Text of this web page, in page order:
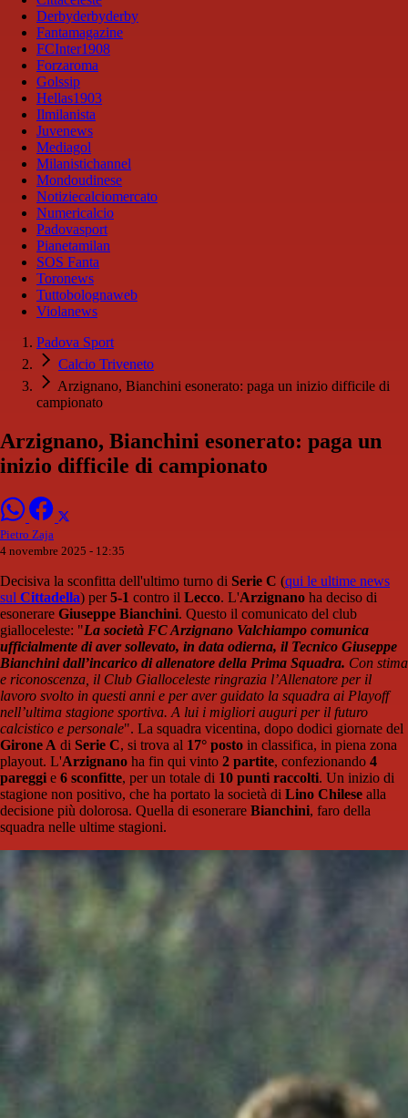
Derbyderbyderby
Fantamagazine
FCInter1908
Forzaroma
Golssip
Hellas1903
Ilmilanista
Juvenews
Mediagol
Milanistichannel
Mondoudinese
Notiziecalciomercato
Numericalcio
Padovasport
Pianetamilan
SOS Fanta
Toronews
Tuttobolognaweb
Violanews
Padova Sport
Calcio Triveneto
Arzignano, Bianchini esonerato: paga un inizio difficile di
campionato
Arzignano, Bianchini esonerato: paga un
inizio difficile di campionato
Pietro Zaja
4 novembre 2025 - 12:35
Decisiva la sconfitta dell'ultimo turno di Serie C (qui le ultime news
sul Cittadella) per5-1 contro il Lecco. L'Arzignano ha deciso di
esonerare Giuseppe Bianchini. Questo il comunicato del club
gialloceleste: "La società FC Arzignano Valchiampo comunica
ufficialmente di aver sollevato, in data odierna, il Tecnico Giuseppe
Bianchini dall’incarico di allenatore della Prima Squadra. Con stima
e riconoscenza, il Club Gialloceleste ringrazia l’Allenatore per il
lavoro svolto in questi anni e per aver guidato la squadra ai Playoff
nell’ultima stagione sportiva. A lui i migliori auguri per il futuro
calcistico e personale". La squadra vicentina, dopo dodici giornate del
Girone A di Serie C, si trova al 17° posto in classifica, in piena zona
playout. L'Arzignano ha fin qui vinto 2 partite, confezionando 4
pareggi e 6 sconfitte, per un totale di 10 punti raccolti. Un inizio di
stagione non positivo, che ha portato la società di Lino Chilese alla
decisione più dolorosa. Quella di esonerare Bianchini, faro della
squadra nelle ultime stagioni.